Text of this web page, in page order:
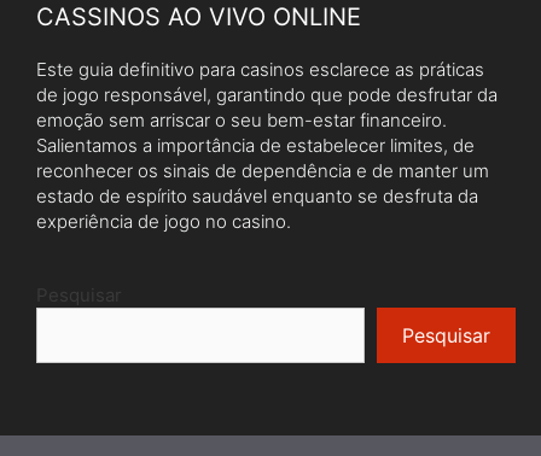
CASSINOS AO VIVO ONLINE
Este guia definitivo para casinos esclarece as práticas
de jogo responsável, garantindo que pode desfrutar da
emoção sem arriscar o seu bem-estar financeiro.
Salientamos a importância de estabelecer limites, de
reconhecer os sinais de dependência e de manter um
estado de espírito saudável enquanto se desfruta da
experiência de jogo no casino.
Pesquisar
Pesquisar